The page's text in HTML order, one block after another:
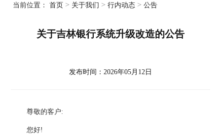
当前位置：首页 > 关于我们 >行内动态 >公告
关于吉林银行系统升级改造的公告
发布时间：2026年05月12日
尊敬的客户:
您好!